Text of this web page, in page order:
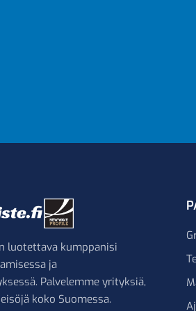
luotettava kumppanisi
ja
Palvelemme yrityksiä,
koko Suomessa.